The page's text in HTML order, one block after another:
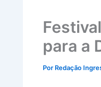
para a
Por Redação